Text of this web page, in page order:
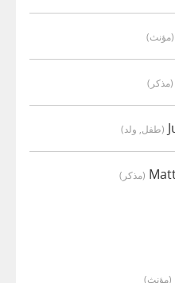
(مؤنث)
(مذكر)
(طفل, ولد)
(مذكر)
(مؤنث)